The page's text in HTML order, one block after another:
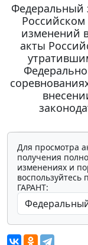
Федеральный
изменений
акты
Для просмотра
получения
изменениях и
ГАРАНТ: